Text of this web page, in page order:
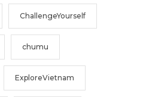
ChallengeYourself
chumu
ExploreVietnam